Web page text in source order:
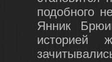
подобного
Янник
историей